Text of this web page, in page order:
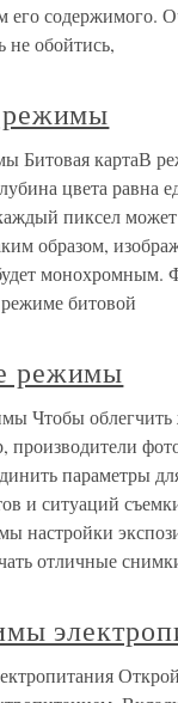
его содержимого.
не обойтись,
Битовая картаВ
цвета равна
пиксел
образом,
монохромным.
битовой
режимы
Чтобы облегчить
производители
параметры
и ситуаций
настройки
отличные